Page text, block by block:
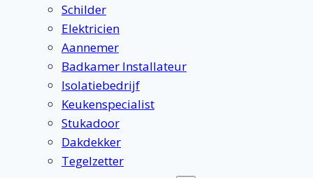
Schilder
Elektricien
Aannemer
Badkamer Installateur
Isolatiebedrijf
Keukenspecialist
Stukadoor
Dakdekker
Tegelzetter